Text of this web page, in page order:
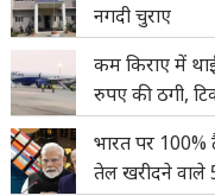
नगदी चुराए
कम किराए में
रुपए की ठगी,
भारत पर 100%
तेल खरीदने वाले